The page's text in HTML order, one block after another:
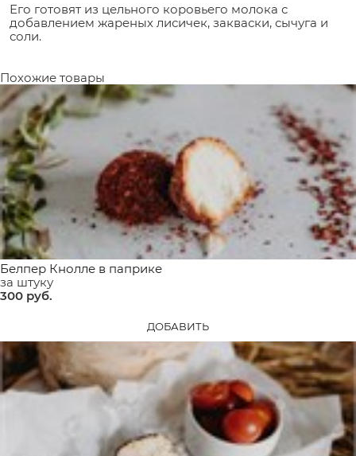
Его готовят из цельного коровьего молока с
добавлением жареных лисичек, закваски, сычуга и
соли.
Похожие товары
Белпер Кнолле в паприке
за штуку
300 руб.
ДОБАВИТЬ